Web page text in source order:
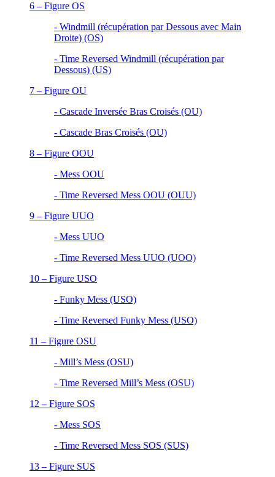
6 – Figure OS
- Windmill (récupération par Dessous avec Main
Droite) (OS)
- Time Reversed Windmill (récupération par
Dessous) (US)
7 – Figure OU
- Cascade Inversée Bras Croisés (OU)
- Cascade Bras Croisés (OU)
8 – Figure OOU
- Mess OOU
- Time Reversed Mess OOU (OUU)
9 – Figure UUO
- Mess UUO
- Time Reversed Mess UUO (UOO)
10 – Figure USO
- Funky Mess (USO)
- Time Reversed Funky Mess (USO)
11 – Figure OSU
- Mill’s Mess (OSU)
- Time Reversed Mill’s Mess (OSU)
12 – Figure SOS
- Mess SOS
- Time Reversed Mess SOS (SUS)
13 – Figure SUS